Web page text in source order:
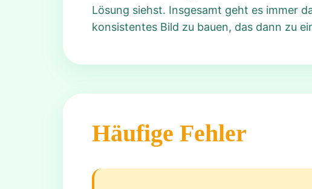
Lösung siehst. Insgesamt geht es immer
konsistentes Bild zu bauen, das dann zu
Häufige Fehler